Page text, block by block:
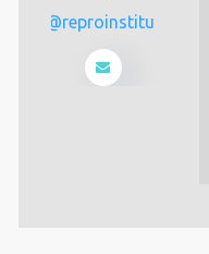
info@reproinstitute.ge